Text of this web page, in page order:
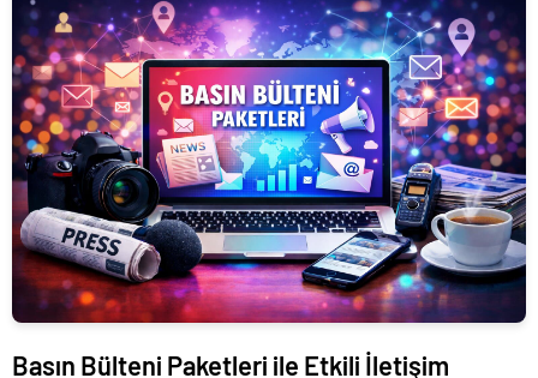
Basın Bülteni Paketleri ile Etkili İletişim